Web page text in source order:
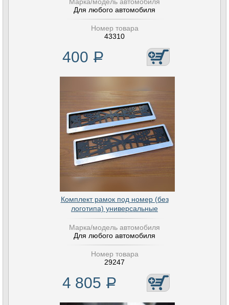
Для любого автомобиля
Номер товара
43310
400 Р
Комплект рамок под номер (без
логотипа) универсальные
Марка/модель автомобиля
Для любого автомобиля
Номер товара
29247
4 805 Р